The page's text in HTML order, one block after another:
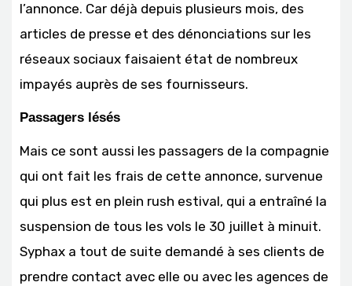
l’annonce. Car déjà depuis plusieurs mois, des
articles de presse et des dénonciations sur les
réseaux sociaux faisaient état de nombreux
impayés auprès de ses fournisseurs.
Passagers lésés
Mais ce sont aussi les passagers de la compagnie
qui ont fait les frais de cette annonce, survenue
qui plus est en plein rush estival, qui a entraîné la
suspension de tous les vols le 30 juillet à minuit.
Syphax a tout de suite demandé à ses clients de
prendre contact avec elle ou avec les agences de